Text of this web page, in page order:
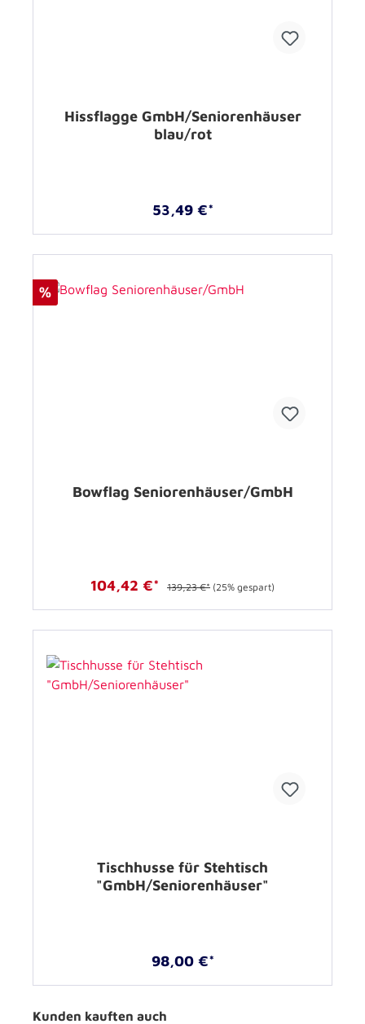
Hissflagge GmbH/Seniorenhäuser
blau/rot
53,49 €*
%
Bowflag Seniorenhäuser/GmbH
104,42 €* 139,23 €* (25% gespart)
Tischhusse für Stehtisch
"GmbH/Seniorenhäuser"
98,00 €*
Kunden kauften auch